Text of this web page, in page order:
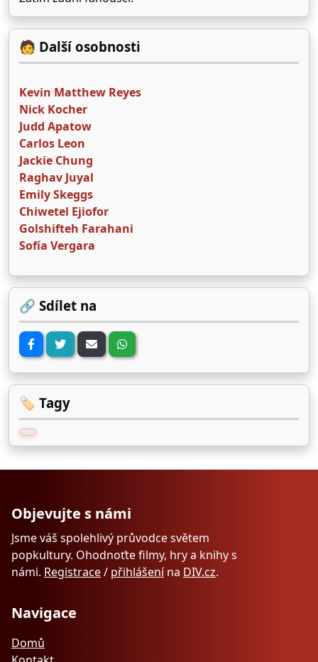
🧑 Další osobnosti
Kevin Matthew Reyes
Nick Kocher
Judd Apatow
Carlos Leon
Jackie Chung
Raghav Juyal
Emily Skeggs
Chiwetel Ejiofor
Golshifteh Farahani
Sofía Vergara
🔗 Sdílet na
🏷️ Tagy
Objevujte s námi
Jsme váš spolehlivý průvodce světem
popkultury. Ohodnoťte filmy, hry a knihy s
námi. Registrace/ přihlášenína DIV.cz.
Navigace
Domů